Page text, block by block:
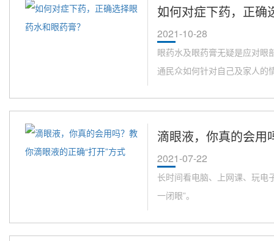
如何对症下药，正确
2021-10-28
眼药水及眼药膏无疑是应对眼
通民众如何针对自己及家人的
滴眼液，你真的会用
2021-07-22
长时间看电脑、上网课、玩电
一闭眼”。